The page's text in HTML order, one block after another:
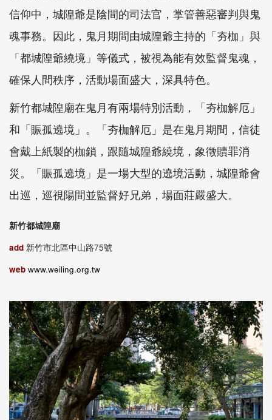
信仰中，城隍爺是陰間的司法官，掌管善惡審判與鬼
魂事務。因此，鬼月期間由城隍爺主持的「夯枷」與
「都城隍爺繞境」等儀式，被視為能有效監督鬼魂，
確保人間秩序，活動場面盛大，深具特色。
新竹都城隍廟在鬼月有兩場特別活動，「夯枷解厄」
和「賑孤遶境」。「夯枷解厄」是在鬼月期間，信徒
會戴上紙製的枷鎖，跟隨城隍爺繞境，象徵贖罪消
災。「賑孤遶境」是一場大型的遶境活動，城隍爺會
出巡，巡視陽間並監督好兄弟，場面莊嚴盛大。
新竹都城隍廟
add 新竹市北區中山路75號
web www.weiling.org.tw